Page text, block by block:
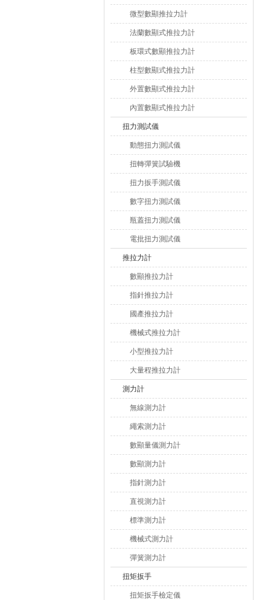
微型數顯推拉力計
法蘭數顯式推拉力計
板環式數顯推拉力計
柱型數顯式推拉力計
外置數顯式推拉力計
內置數顯式推拉力計
扭力測試儀
動態扭力測試儀
扭轉彈簧試驗機
扭力扳手測試儀
數字扭力測試儀
瓶蓋扭力測試儀
電批扭力測試儀
推拉力計
數顯推拉力計
指針推拉力計
國產推拉力計
機械式推拉力計
小型推拉力計
大量程推拉力計
測力計
無線測力計
繩索測力計
數顯量儀測力計
數顯測力計
指針測力計
直視測力計
標準測力計
機械式測力計
彈簧測力計
扭矩扳手
扭矩扳手檢定儀